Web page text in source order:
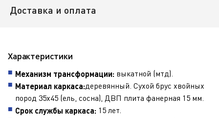
Доставка и оплата
Характеристики
Механизм трансформации: выкатной (мтд).
Материал каркаса:деревянный. Сухой брус хвойных
пород 35х45 (ель, сосна), ДВП плита фанерная 15 мм.
Срок службы каркаса: 15 лет.